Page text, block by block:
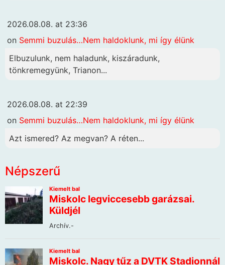
2026.08.08. at 23:36
on Semmi buzulás…Nem haldoklunk, mi így élünk
Elbuzulunk, nem haladunk, kiszáradunk,
tönkremegyünk, Trianon...
2026.08.08. at 22:39
on Semmi buzulás…Nem haldoklunk, mi így élünk
Azt ismered? Az megvan? A réten...
Népszerű